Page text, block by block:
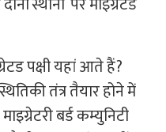
पक्षी यहां आते हैं?
तंत्र तैयार होने में
बर्ड कम्युनिटी